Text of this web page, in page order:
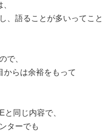
、語ることが多いってこと
で、
らは余裕をもって
同じ内容で、
ターでも